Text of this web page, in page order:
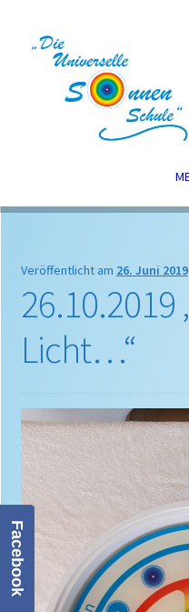
Zur
Navigation
springen
Zum
Inhalt
springen
Veröffentlicht am 26. Juni 2019
26.10.2019
Licht…“
Facebook